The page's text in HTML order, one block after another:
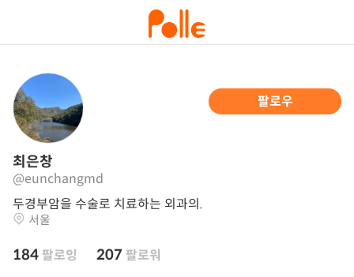
팔로우
최은창
@eunchangmd
두경부암을 수술로 치료하는 외과의.
서울
184 팔로잉 207 팔로워